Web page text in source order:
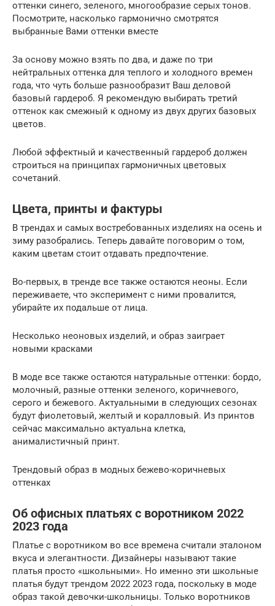
оттенки синего, зеленого, многообразие серых тонов.
Посмотрите, насколько гармонично смотрятся
выбранные Вами оттенки вместе
За основу можно взять по два, и даже по три
нейтральных оттенка для теплого и холодного времен
года, что чуть больше разнообразит Ваш деловой
базовый гардероб. Я рекомендую выбирать третий
оттенок как смежный к одному из двух других базовых
цветов.
Любой эффектный и качественный гардероб должен
строиться на принципах гармоничных цветовых
сочетаний.
Цвета, принты и фактуры
В трендах и самых востребованных изделиях на осень и
зиму разобрались. Теперь давайте поговорим о том,
каким цветам стоит отдавать предпочтение.
Во-первых, в тренде все также остаются неоны. Если
переживаете, что эксперимент с ними провалится,
убирайте их подальше от лица.
Несколько неоновых изделий, и образ заиграет
новыми красками
В моде все также остаются натуральные оттенки: бордо,
молочный, разные оттенки зеленого, коричневого,
серого и бежевого. Актуальными в следующих сезонах
будут фиолетовый, желтый и коралловый. Из принтов
сейчас максимально актуальна клетка,
анималистичный принт.
Трендовый образ в модных бежево-коричневых
оттенках
Об офисных платьях с воротником 2022
2023 года
Платье с воротником во все времена считали эталоном
вкуса и элегантности. Дизайнеры называют такие
платья просто «школьными». Но именно эти школьные
платья будут трендом 2022 2023 года, поскольку в моде
образ такой девочки-школьницы. Только воротников